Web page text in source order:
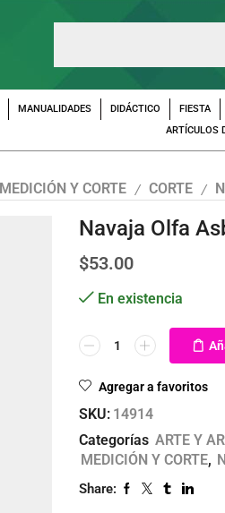
MANUALIDADES DIDÁCTICO FIESTA
ARTÍCULOS
MEDICIÓN Y CORTE / CORTE /
Navaja Olfa
$53.00
En existencia
Agregar a favoritos
SKU: 14914
Categorías ARTE Y
MEDICIÓN Y CORTE,
Share: